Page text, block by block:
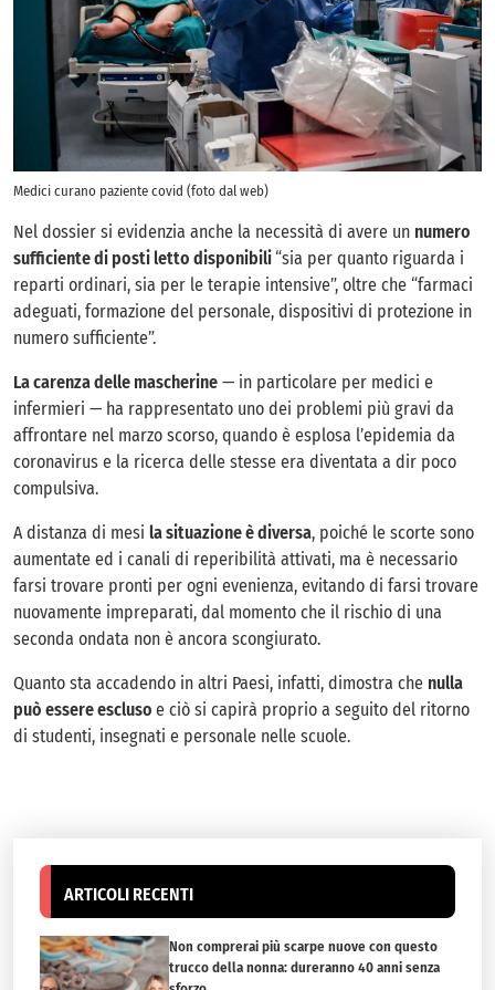
Medici curano paziente covid (foto dal web)
Nel dossier si evidenzia anche la necessità di avere un numero
sufficiente di posti letto disponibili “sia per quanto riguarda i
reparti ordinari, sia per le terapie intensive”, oltre che “farmaci
adeguati, formazione del personale, dispositivi di protezione in
numero sufficiente”.
La carenza delle mascherine — in particolare per medici e
infermieri — ha rappresentato uno dei problemi più gravi da
affrontare nel marzo scorso, quando è esplosa l’epidemia da
coronavirus e la ricerca delle stesse era diventata a dir poco
compulsiva.
A distanza di mesi la situazione è diversa, poiché le scorte sono
aumentate ed i canali di reperibilità attivati, ma è necessario
farsi trovare pronti per ogni evenienza, evitando di farsi trovare
nuovamente impreparati, dal momento che il rischio di una
seconda ondata non è ancora scongiurato.
Quanto sta accadendo in altri Paesi, infatti, dimostra che nulla
può essere escluso e ciò si capirà proprio a seguito del ritorno
di studenti, insegnati e personale nelle scuole.
ARTICOLI RECENTI
Non comprerai più scarpe nuove con questo
trucco della nonna: dureranno 40 anni senza